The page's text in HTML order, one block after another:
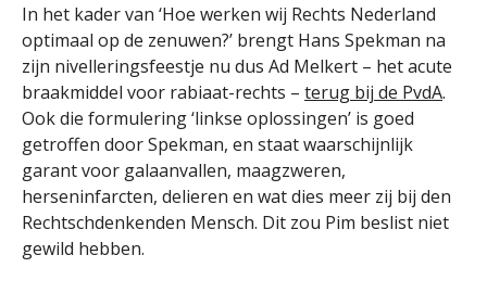
In het kader van ‘Hoe werken wij Rechts Nederland
optimaal op de zenuwen?’ brengt Hans Spekman na
zijn nivelleringsfeestje nu dus Ad Melkert – het acute
braakmiddel voor rabiaat-rechts – terug bij de PvdA.
Ook die formulering ‘linkse oplossingen’ is goed
getroffen door Spekman, en staat waarschijnlijk
garant voor galaanvallen, maagzweren,
herseninfarcten, delieren en wat dies meer zij bij den
Rechtschdenkenden Mensch. Dit zou Pim beslist niet
gewild hebben.